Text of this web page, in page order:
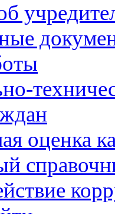
оценка